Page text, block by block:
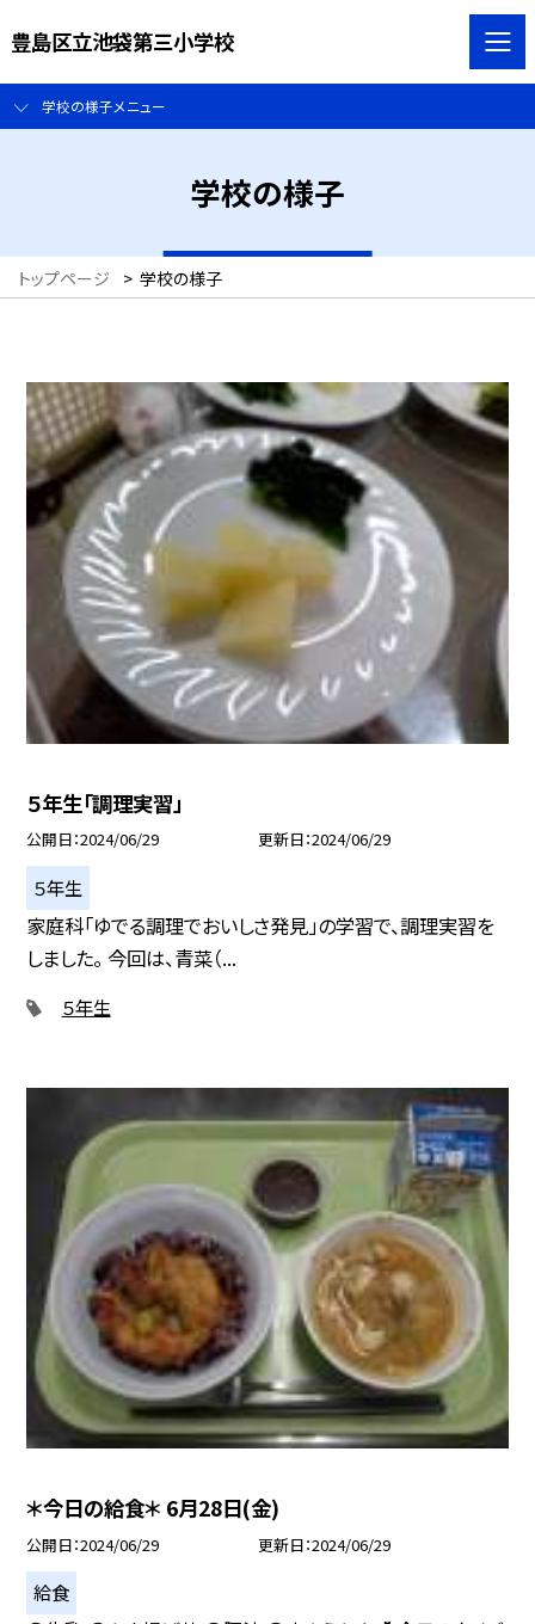
豊島区立池袋第三小学校
学校の様子メニュー
学校の様子
トップページ > 学校の様子
５年生「調理実習」
公開日 2024/06/29 更新日 2024/06/29
５年生
家庭科「ゆでる調理でおいしさ発見」の学習で、調理実習を
しました。 今回は、青菜（...
５年生
＊今日の給食＊ 6月28日(金)
公開日 2024/06/29 更新日 2024/06/29
給食